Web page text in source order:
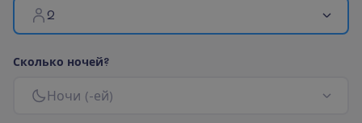
2
Сколько ночей?
Ночи (-ей)